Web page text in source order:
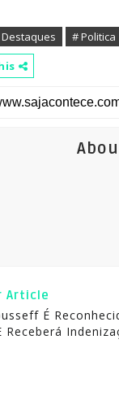
# Politica
Article
É
Receberá